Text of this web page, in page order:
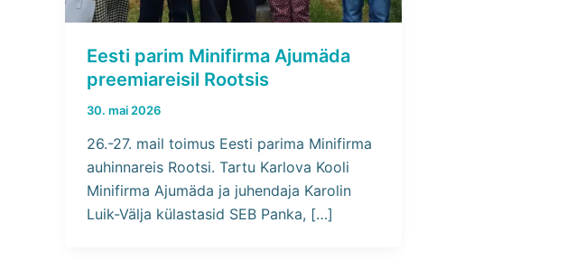
Eesti parim Minifirma Ajumäda
preemiareisil Rootsis
30. mai 2026
26.-27. mail toimus Eesti parima Minifirma
auhinnareis Rootsi. Tartu Karlova Kooli
Minifirma Ajumäda ja juhendaja Karolin
Luik-Välja külastasid SEB Panka, […]